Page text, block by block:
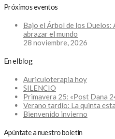
Próximos eventos
Bajo el Árbol de los
abrazar el mundo
28 noviembre, 2026
En el blog
Auriculoterapia hoy
SILENCIO
Primavera 25: «Post Dana
Verano tardío: La quinta
Bienvenido invierno
Apúntate a nuestro boletín